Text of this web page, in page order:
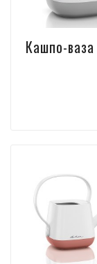
Кашпо-